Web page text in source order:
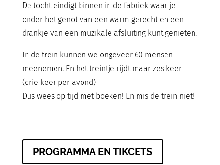
De tocht eindigt binnen in de fabriek waar je
onder het genot van een warm gerecht en een
drankje van een muzikale afsluiting kunt genieten.
In de trein kunnen we ongeveer 60 mensen
meenemen. En het treintje rijdt maar zes keer
(drie keer per avond)
Dus wees op tijd met boeken! En mis de trein niet!
PROGRAMMA EN TIKCETS